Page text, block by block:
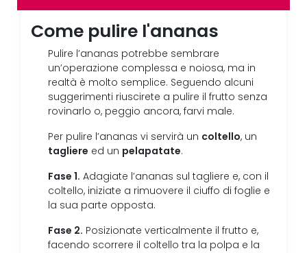
Come pulire l'ananas
Pulire l’ananas potrebbe sembrare
un’operazione complessa e noiosa, ma in
realtà è molto semplice. Seguendo alcuni
suggerimenti riuscirete a pulire il frutto senza
rovinarlo o, peggio ancora, farvi male.
Per pulire l’ananas vi servirà un coltello, un
tagliere ed un pelapatate.
Fase 1. Adagiate l’ananas sul tagliere e, con il
coltello, iniziate a rimuovere il ciuffo di foglie e
la sua parte opposta.
Fase 2. Posizionate verticalmente il frutto e,
facendo scorrere il coltello tra la polpa e la